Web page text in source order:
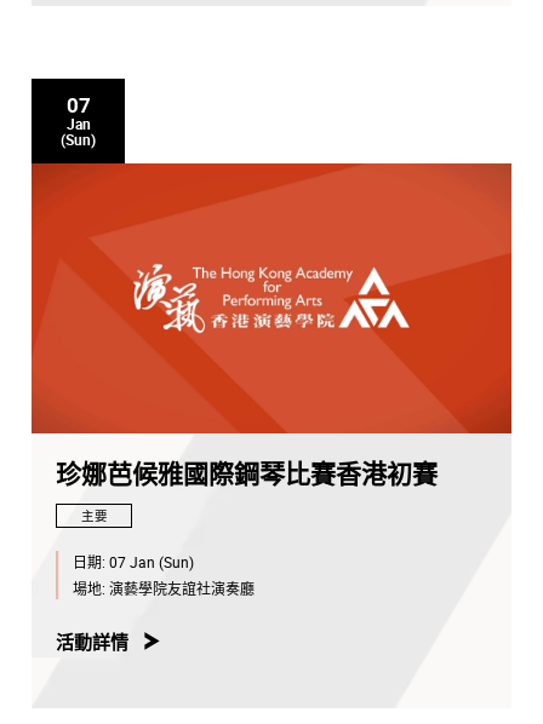
07
Jan
(Sun)
珍娜芭候雅國際鋼琴比賽香港初賽
主要
日期: 07 Jan (Sun)
場地: 演藝學院友誼社演奏廳
活動詳情